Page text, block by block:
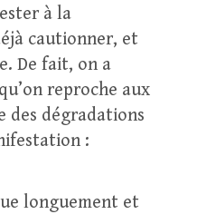
à la
cautionner, et
De fait, on a
reproche aux
des dégradations
:
longuement et